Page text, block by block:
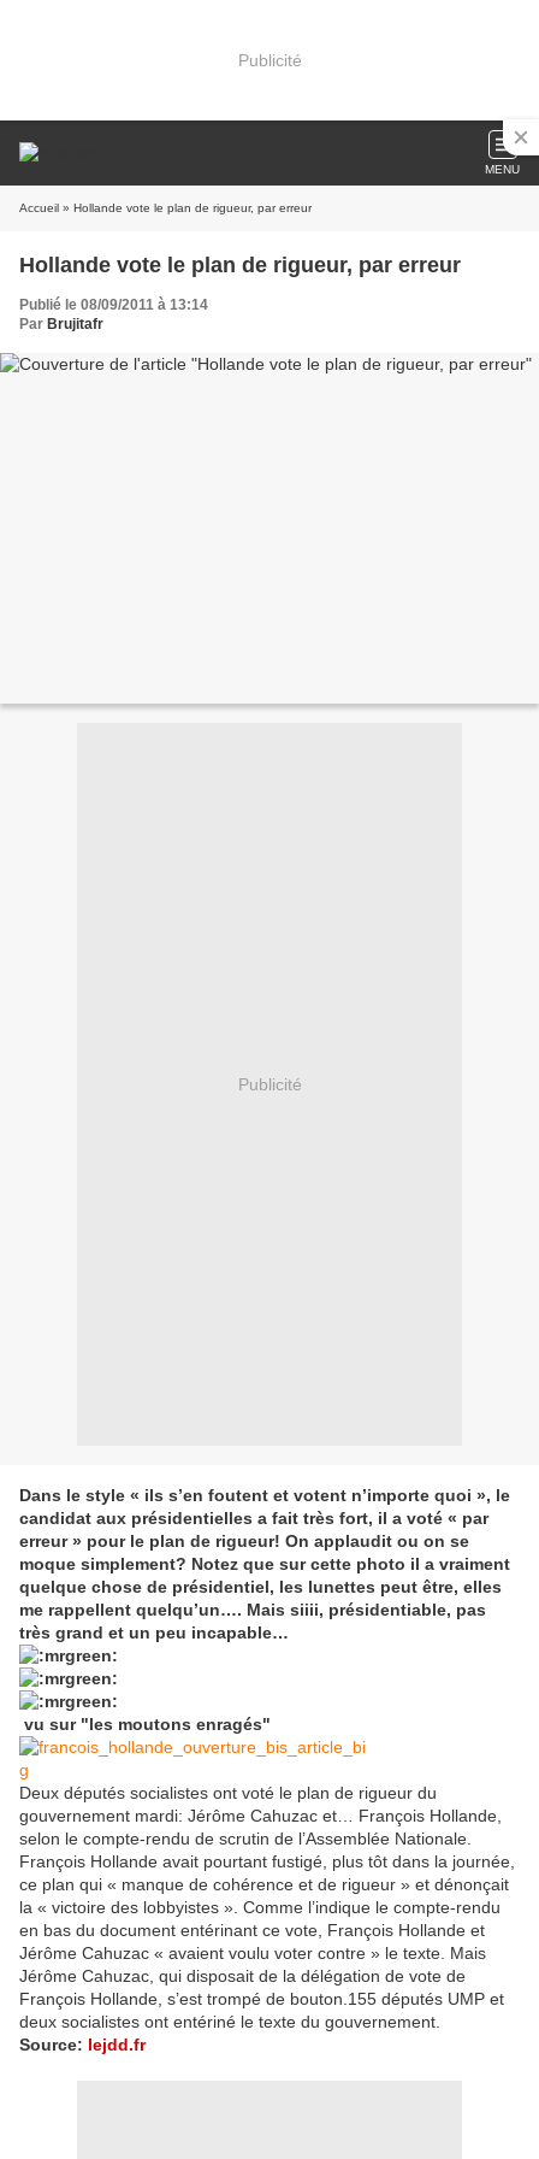
Publicité
MENU
Accueil » Hollande vote le plan de rigueur, par erreur
Hollande vote le plan de rigueur, par erreur
Publié le 08/09/2011 à 13:14
Par Brujitafr
Publicité
Dans le style « ils s’en foutent et votent n’importe quoi », le
candidat aux présidentielles a fait très fort, il a voté « par
erreur » pour le plan de rigueur! On applaudit ou on se
moque simplement? Notez que sur cette photo il a vraiment
quelque chose de présidentiel, les lunettes peut être, elles
me rappellent quelqu’un…. Mais siiii, présidentiable, pas
très grand et un peu incapable…
vu sur "les moutons enragés"
Deux députés socialistes ont voté le plan de rigueur du
gouvernement mardi: Jérôme Cahuzac et… François Hollande,
selon le compte-rendu de scrutin de l’Assemblée Nationale.
François Hollande avait pourtant fustigé, plus tôt dans la journée,
ce plan qui « manque de cohérence et de rigueur » et dénonçait
la « victoire des lobbyistes ». Comme l’indique le compte-rendu
en bas du document entérinant ce vote, François Hollande et
Jérôme Cahuzac « avaient voulu voter contre » le texte. Mais
Jérôme Cahuzac, qui disposait de la délégation de vote de
François Hollande, s’est trompé de bouton.155 députés UMP et
deux socialistes ont entériné le texte du gouvernement.
Source: lejdd.fr